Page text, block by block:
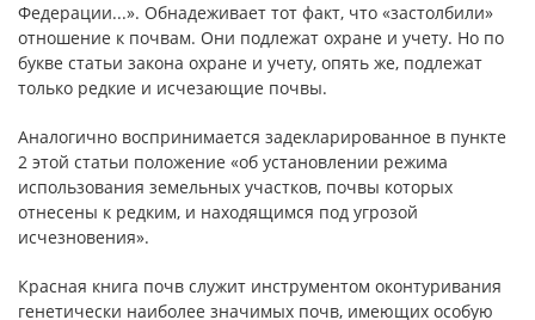
Федерации...». Обнадеживает тот факт, что «застолбили»
отношение к почвам. Они подлежат охране и учету. Но по
букве статьи закона охране и учету, опять же, подлежат
только редкие и исчезающие почвы.
Аналогично воспринимается задекларированное в пункте
2 этой статьи положение «об установлении режима
использования земельных участков, почвы которых
отнесены к редким, и находящимся под угрозой
исчезновения».
Красная книга почв служит инструментом оконтуривания
генетически наиболее значимых почв, имеющих особую